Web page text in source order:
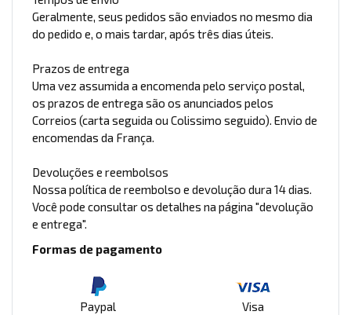
Geralmente, seus pedidos são enviados no mesmo dia
do pedido e, o mais tardar, após três dias úteis.
Prazos de entrega
Uma vez assumida a encomenda pelo serviço postal,
os prazos de entrega são os anunciados pelos
Correios (carta seguida ou Colissimo seguido). Envio de
encomendas da França.
Devoluções e reembolsos
Nossa política de reembolso e devolução dura 14 dias.
Você pode consultar os detalhes na página "devolução
e entrega".
Formas de pagamento
Paypal Visa